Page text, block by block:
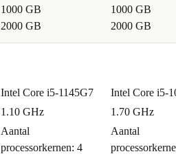
1000 GB
2000 GB
1000 GB
2000 GB
Intel Core i5-1145G7
1.10 GHz
Aantal
processorkernen: 4
Intel Core i5-
1.70 GHz
Aantal
processorkernen: